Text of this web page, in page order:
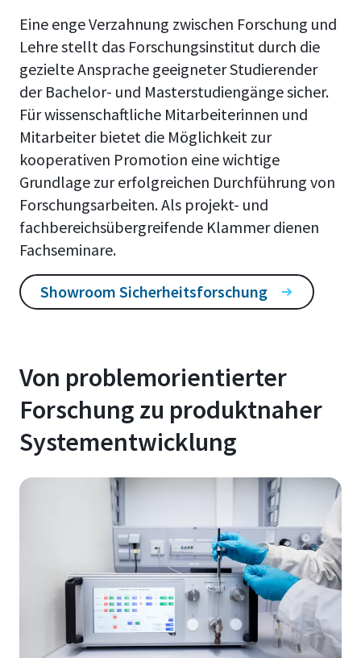
Eine enge Verzahnung zwischen Forschung und
Lehre stellt das Forschungsinstitut durch die
gezielte Ansprache geeigneter Studierender
der Bachelor- und Masterstudiengänge sicher.
Für wissenschaftliche Mitarbeiterinnen und
Mitarbeiter bietet die Möglichkeit zur
kooperativen Promotion eine wichtige
Grundlage zur erfolgreichen Durchführung von
Forschungsarbeiten. Als projekt- und
fachbereichsübergreifende Klammer dienen
Fachseminare.
Showroom Sicherheitsforschung
Von problemorientierter
Forschung zu produktnaher
Systementwicklung